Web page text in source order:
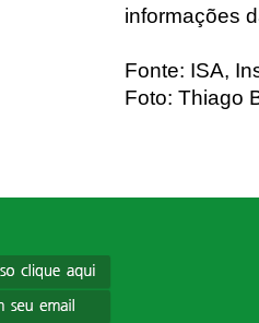
informações
Fonte: ISA,
Foto: Thiago